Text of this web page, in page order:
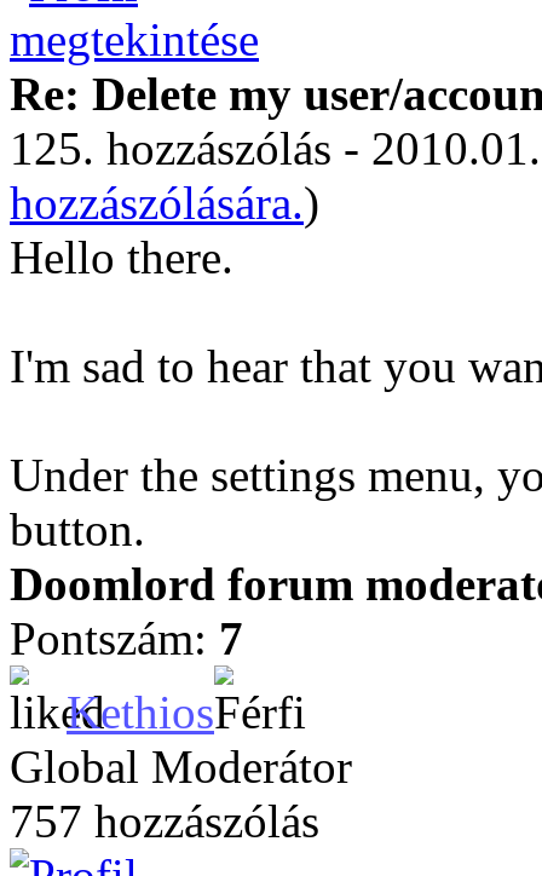
Re: Delete my user/
125. hozzászólás -
hozzászólására.)
Hello there.
I'm sad to hear that you
Under the settings menu,
button.
Doomlord forum
Pontszám: 7
Kethios
Global Moderátor
757 hozzászólás